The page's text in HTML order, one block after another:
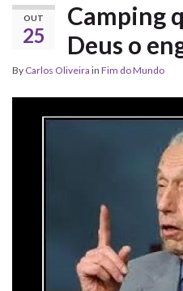
OUT
25
Camping
Deus o
By Carlos Oliveira in Fim do Mundo